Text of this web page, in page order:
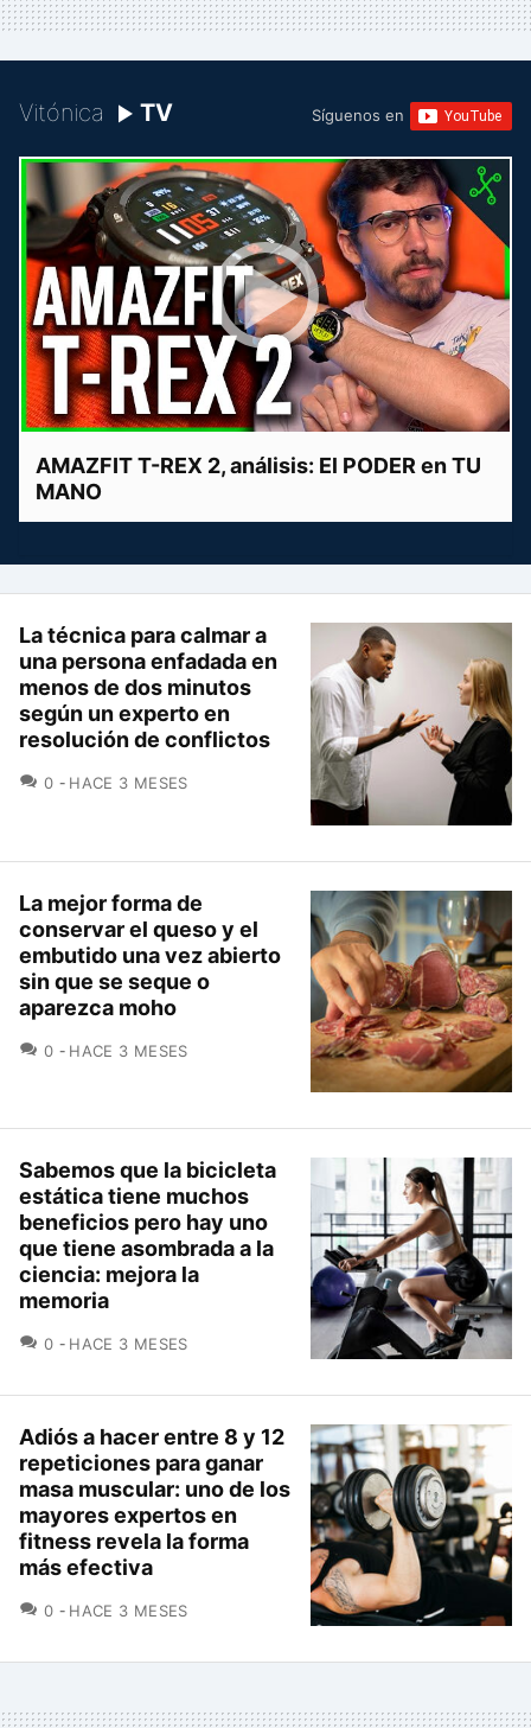
Vitónica TV Síguenos en
AMAZFIT T-REX 2, análisis: El PODER en TU
MANO
La técnica para calmar a
una persona enfadada en
menos de dos minutos
según un experto en
resolución de conflictos
0 COMENTARIOS
HACE 3 MESES
La mejor forma de
conservar el queso y el
embutido una vez abierto
sin que se seque o
aparezca moho
0 COMENTARIOS
HACE 3 MESES
Sabemos que la bicicleta
estática tiene muchos
beneficios pero hay uno
que tiene asombrada a la
ciencia: mejora la
memoria
0 COMENTARIOS
HACE 3 MESES
Adiós a hacer entre 8 y 12
repeticiones para ganar
masa muscular: uno de los
mayores expertos en
fitness revela la forma
más efectiva
0 COMENTARIOS
HACE 3 MESES